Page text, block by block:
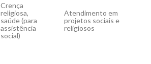
Crença
religiosa,
saúde (para
assistência
social)
Atendimento em
projetos sociais e
religiosos